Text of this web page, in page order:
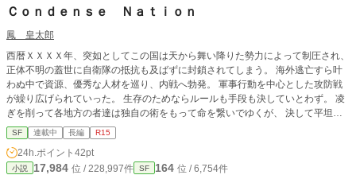
から……よ？」 男は、ニヤケ面で私の体に視線を這わせた。
ってみな？」 そして、私はこう答えた。 「…………生で……
セック（本編へ続く♡）」 （◎本小説は、カクヨムなどで重
複投稿しています。詳しくはプロフで）
Ｃｏｎｄｅｎｓｅ Ｎａｔｉｏｎ
鳳 皇太郎
西暦ＸＸＸＸ年、突如としてこの国は天から舞い降りた勢力によって制圧され、
正体不明の蓋世に自衛隊の抵抗も及ばずに封鎖されてしまう。 海外逃亡すら叶
わぬ中で資源、優秀な人材を巡り、内戦へ勃発。 軍事行動を中心とした攻防戦
が繰り広げられていった。 生存のためならルールも手段も決していとわず。 凌
ぎを削って各地方の者達は独自の術をもって命を繋いでゆくが、 決して平坦な
道もなくそれぞれの明日を願いゆく。 五感の界隈すら全て内側の央へ。 サイバ
ーとスチームの間を目指して 登場する人物・団体・名称等は架空であり、 実在
のものとは関係ありません。
SF 連載中 長編 R15
24h.ポイント 42pt
小説 17,984 位 / 228,997件 SF 164 位 / 6,754件